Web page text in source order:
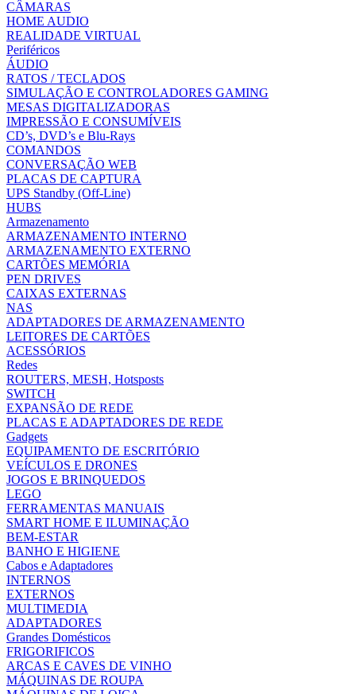
CÂMARAS
HOME AUDIO
REALIDADE VIRTUAL
Periféricos
ÁUDIO
RATOS / TECLADOS
SIMULAÇÃO E CONTROLADORES GAMING
MESAS DIGITALIZADORAS
IMPRESSÃO E CONSUMÍVEIS
CD’s, DVD’s e Blu-Rays
COMANDOS
CONVERSAÇÃO WEB
PLACAS DE CAPTURA
UPS Standby (Off-Line)
HUBS
Armazenamento
ARMAZENAMENTO INTERNO
ARMAZENAMENTO EXTERNO
CARTÕES MEMÓRIA
PEN DRIVES
CAIXAS EXTERNAS
NAS
ADAPTADORES DE ARMAZENAMENTO
LEITORES DE CARTÕES
ACESSÓRIOS
Redes
ROUTERS, MESH, Hotsposts
SWITCH
EXPANSÃO DE REDE
PLACAS E ADAPTADORES DE REDE
Gadgets
EQUIPAMENTO DE ESCRITÓRIO
VEÍCULOS E DRONES
JOGOS E BRINQUEDOS
LEGO
FERRAMENTAS MANUAIS
SMART HOME E ILUMINAÇÃO
BEM-ESTAR
BANHO E HIGIENE
Cabos e Adaptadores
INTERNOS
EXTERNOS
MULTIMEDIA
ADAPTADORES
Grandes Domésticos
FRIGORIFICOS
ARCAS E CAVES DE VINHO
MÁQUINAS DE ROUPA